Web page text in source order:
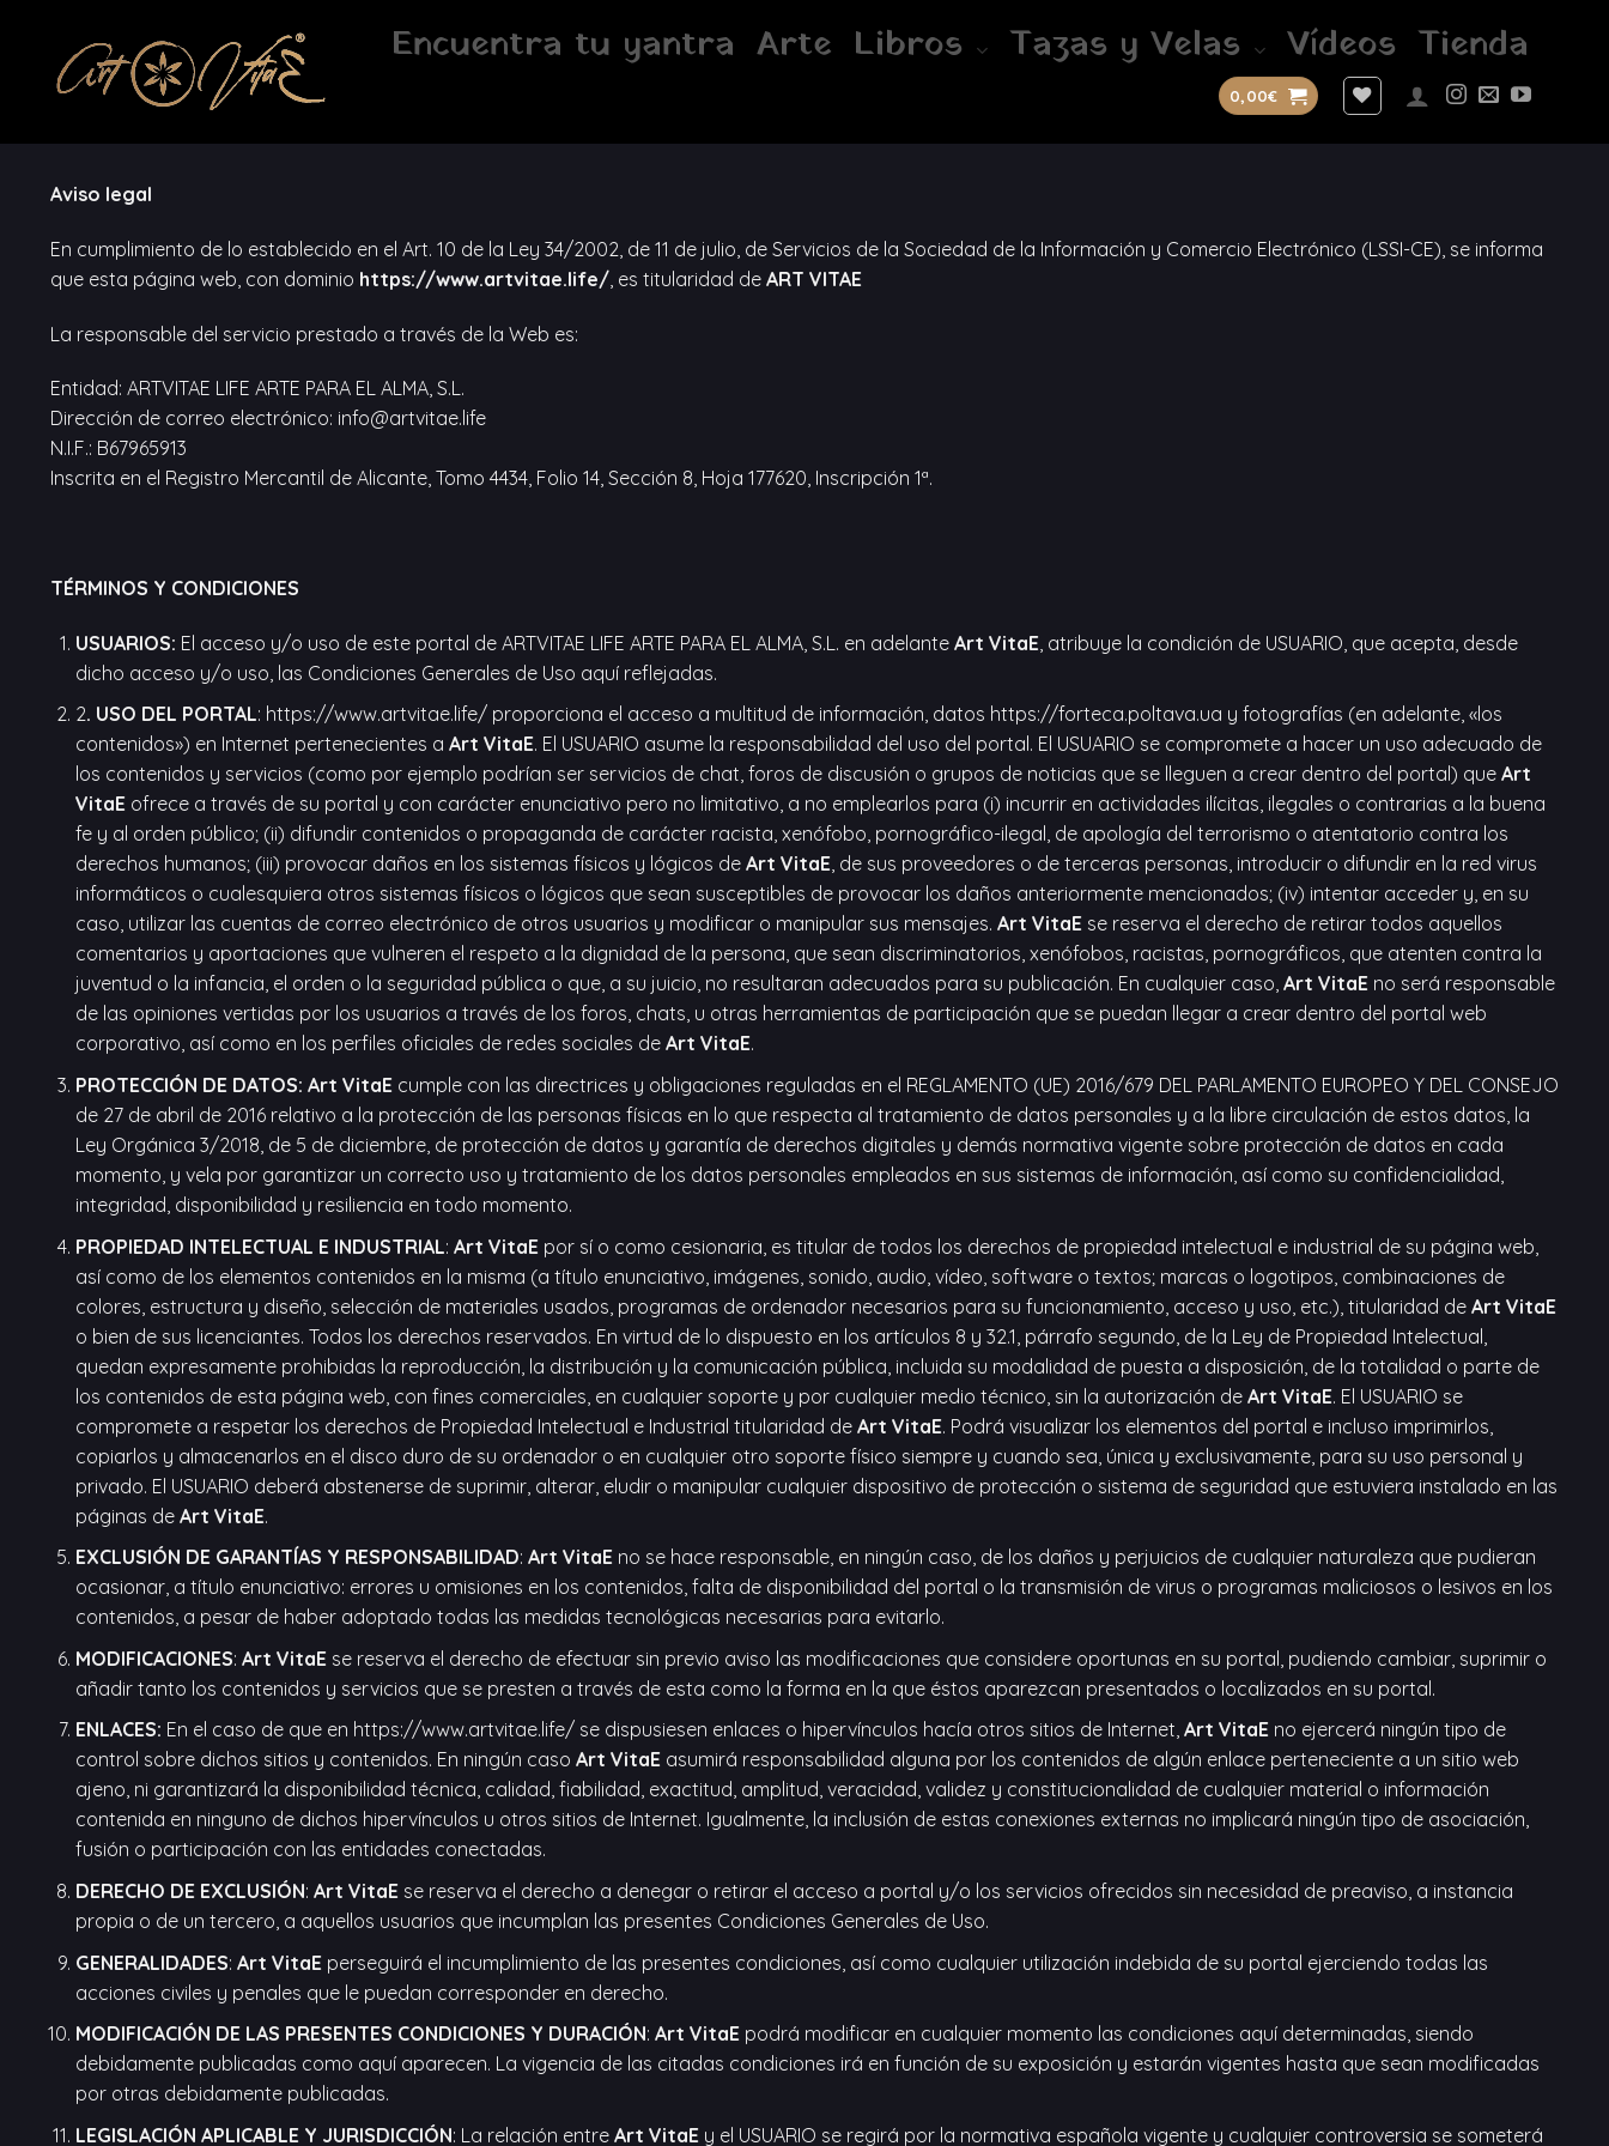
contenido
Encuentra tu yantra Arte Libros Tazas y Velas Vídeos Tienda
0,00€
Aviso legal
En cumplimiento de lo establecido en el Art. 10 de la Ley 34/2002, de 11 de julio, de Servicios de la Sociedad de la Información y Comercio Electrónico (LSSI-CE), se informa
que esta página web, con dominio https://www.artvitae.life/ , es titularidad de ART VITAE
La responsable del servicio prestado a través de la Web es:
Entidad: ARTVITAE LIFE ARTE PARA EL ALMA, S.L.
Dirección de correo electrónico: info@artvitae.life
N.I.F.: B67965913
Inscrita en el Registro Mercantil de Alicante, Tomo 4434, Folio 14, Sección 8, Hoja 177620, Inscripción 1ª.
TÉRMINOS Y CONDICIONES
USUARIOS: El acceso y/o uso de este portal de ARTVITAE LIFE ARTE PARA EL ALMA, S.L. en adelante Art VitaE , atribuye la condición de USUARIO, que acepta, desde
dicho acceso y/o uso, las Condiciones Generales de Uso aquí reflejadas.
2. USO DEL PORTAL: https://www.artvitae.life/ proporciona el acceso a multitud de información, datos https://forteca.poltava.ua y fotografías (en adelante, «los
contenidos») en Internet pertenecientes a Art VitaE. El USUARIO asume la responsabilidad del uso del portal. El USUARIO se compromete a hacer un uso adecuado de
los contenidos y servicios (como por ejemplo podrían ser servicios de chat, foros de discusión o grupos de noticias que se lleguen a crear dentro del portal) que Art
VitaEofrece a través de su portal y con carácter enunciativo pero no limitativo, a no emplearlos para (i) incurrir en actividades ilícitas, ilegales o contrarias a la buena
fe y al orden público; (ii) difundir contenidos o propaganda de carácter racista, xenófobo, pornográfico-ilegal, de apología del terrorismo o atentatorio contra los
derechos humanos; (iii) provocar daños en los sistemas físicos y lógicos de Art VitaE, de sus proveedores o de terceras personas, introducir o difundir en la red virus
informáticos o cualesquiera otros sistemas físicos o lógicos que sean susceptibles de provocar los daños anteriormente mencionados; (iv) intentar acceder y, en su
caso, utilizar las cuentas de correo electrónico de otros usuarios y modificar o manipular sus mensajes. Art VitaEse reserva el derecho de retirar todos aquellos
comentarios y aportaciones que vulneren el respeto a la dignidad de la persona, que sean discriminatorios, xenófobos, racistas, pornográficos, que atenten contra la
juventud o la infancia, el orden o la seguridad pública o que, a su juicio, no resultaran adecuados para su publicación. En cualquier caso, Art VitaEno será responsable
de las opiniones vertidas por los usuarios a través de los foros, chats, u otras herramientas de participación que se puedan llegar a crear dentro del portal web
corporativo, así como en los perfiles oficiales de redes sociales de Art VitaE.
PROTECCIÓN DE DATOS: Art VitaE cumple con las directrices y obligaciones reguladas en el REGLAMENTO (UE) 2016/679 DEL PARLAMENTO EUROPEO Y DEL CONSEJO
de 27 de abril de 2016 relativo a la protección de las personas físicas en lo que respecta al tratamiento de datos personales y a la libre circulación de estos datos, la
Ley Orgánica 3/2018, de 5 de diciembre, de protección de datos y garantía de derechos digitales y demás normativa vigente sobre protección de datos en cada
momento, y vela por garantizar un correcto uso y tratamiento de los datos personales empleados en sus sistemas de información, así como su confidencialidad,
integridad, disponibilidad y resiliencia en todo momento.
PROPIEDAD INTELECTUAL E INDUSTRIAL: Art VitaE por sí o como cesionaria, es titular de todos los derechos de propiedad intelectual e industrial de su página web,
así como de los elementos contenidos en la misma (a título enunciativo, imágenes, sonido, audio, vídeo, software o textos; marcas o logotipos, combinaciones de
colores, estructura y diseño, selección de materiales usados, programas de ordenador necesarios para su funcionamiento, acceso y uso, etc.), titularidad de Art VitaE
o bien de sus licenciantes. Todos los derechos reservados. En virtud de lo dispuesto en los artículos 8 y 32.1, párrafo segundo, de la Ley de Propiedad Intelectual,
quedan expresamente prohibidas la reproducción, la distribución y la comunicación pública, incluida su modalidad de puesta a disposición, de la totalidad o parte de
los contenidos de esta página web, con fines comerciales, en cualquier soporte y por cualquier medio técnico, sin la autorización de Art VitaE. El USUARIO se
compromete a respetar los derechos de Propiedad Intelectual e Industrial titularidad de Art VitaE. Podrá visualizar los elementos del portal e incluso imprimirlos,
copiarlos y almacenarlos en el disco duro de su ordenador o en cualquier otro soporte físico siempre y cuando sea, única y exclusivamente, para su uso personal y
privado. El USUARIO deberá abstenerse de suprimir, alterar, eludir o manipular cualquier dispositivo de protección o sistema de seguridad que estuviera instalado en las
páginas de Art VitaE.
EXCLUSIÓN DE GARANTÍAS Y RESPONSABILIDAD: Art VitaEno se hace responsable, en ningún caso, de los daños y perjuicios de cualquier naturaleza que pudieran
ocasionar, a título enunciativo: errores u omisiones en los contenidos, falta de disponibilidad del portal o la transmisión de virus o programas maliciosos o lesivos en los
contenidos, a pesar de haber adoptado todas las medidas tecnológicas necesarias para evitarlo.
MODIFICACIONES: Art VitaE se reserva el derecho de efectuar sin previo aviso las modificaciones que considere oportunas en su portal, pudiendo cambiar, suprimir o
añadir tanto los contenidos y servicios que se presten a través de esta como la forma en la que éstos aparezcan presentados o localizados en su portal.
ENLACES: En el caso de que en https://www.artvitae.life/ se dispusiesen enlaces o hipervínculos hacía otros sitios de Internet, Art VitaEno ejercerá ningún tipo de
control sobre dichos sitios y contenidos. En ningún caso Art VitaEasumirá responsabilidad alguna por los contenidos de algún enlace perteneciente a un sitio web
ajeno, ni garantizará la disponibilidad técnica, calidad, fiabilidad, exactitud, amplitud, veracidad, validez y constitucionalidad de cualquier material o información
contenida en ninguno de dichos hipervínculos u otros sitios de Internet. Igualmente, la inclusión de estas conexiones externas no implicará ningún tipo de asociación,
fusión o participación con las entidades conectadas.
DERECHO DE EXCLUSIÓN: Art VitaE se reserva el derecho a denegar o retirar el acceso a portal y/o los servicios ofrecidos sin necesidad de preaviso, a instancia
propia o de un tercero, a aquellos usuarios que incumplan las presentes Condiciones Generales de Uso.
GENERALIDADES: Art VitaE perseguirá el incumplimiento de las presentes condiciones, así como cualquier utilización indebida de su portal ejerciendo todas las
acciones civiles y penales que le puedan corresponder en derecho.
MODIFICACIÓN DE LAS PRESENTES CONDICIONES Y DURACIÓN: Art VitaEpodrá modificar en cualquier momento las condiciones aquí determinadas, siendo
debidamente publicadas como aquí aparecen. La vigencia de las citadas condiciones irá en función de su exposición y estarán vigentes hasta que sean modificadas
por otras debidamente publicadas.
LEGISLACIÓN APLICABLE Y JURISDICCIÓN: La relación entre Art VitaE y el USUARIO se regirá por la normativa española vigente y cualquier controversia se someterá